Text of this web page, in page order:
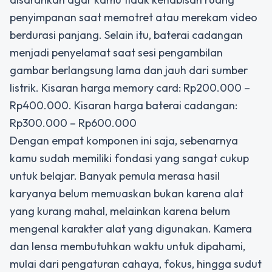
penyimpanan saat memotret atau merekam video
berdurasi panjang. Selain itu, baterai cadangan
menjadi penyelamat saat sesi pengambilan
gambar berlangsung lama dan jauh dari sumber
listrik. Kisaran harga memory card: Rp200.000 –
Rp400.000. Kisaran harga baterai cadangan:
Rp300.000 – Rp600.000
Dengan empat komponen ini saja, sebenarnya
kamu sudah memiliki fondasi yang sangat cukup
untuk belajar. Banyak pemula merasa hasil
karyanya belum memuaskan bukan karena alat
yang kurang mahal, melainkan karena belum
mengenal karakter alat yang digunakan. Kamera
dan lensa membutuhkan waktu untuk dipahami,
mulai dari pengaturan cahaya, fokus, hingga sudut